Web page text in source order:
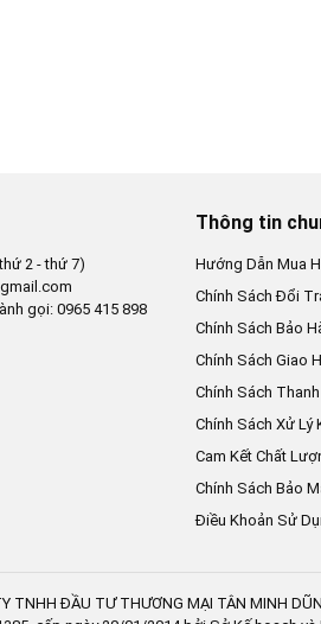
2 - thứ 7)
gọi: 0965 415 898
Thông tin
Hướng Dẫn Mua
Chính Sách Đổi
Chính Sách Bảo
Chính Sách Giao
Chính Sách
Chính Sách Xử Lý
Cam Kết Chất
Chính Sách Bảo
Điều Khoản Sử
TNHH ĐẦU TƯ THƯƠNG MẠI TÂN MINH